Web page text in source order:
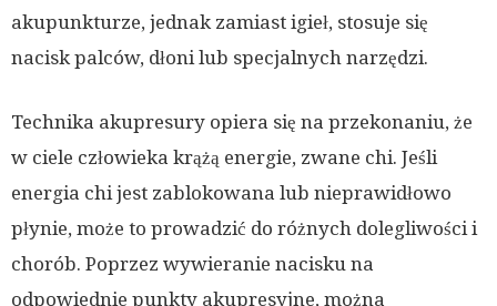
akupunkturze, jednak zamiast igieł, stosuje się
nacisk palców, dłoni lub specjalnych narzędzi.
Technika akupresury opiera się na przekonaniu, że
w ciele człowieka krążą energie, zwane chi. Jeśli
energia chi jest zablokowana lub nieprawidłowo
płynie, może to prowadzić do różnych dolegliwości i
chorób. Poprzez wywieranie nacisku na
odpowiednie punkty akupresyjne, można